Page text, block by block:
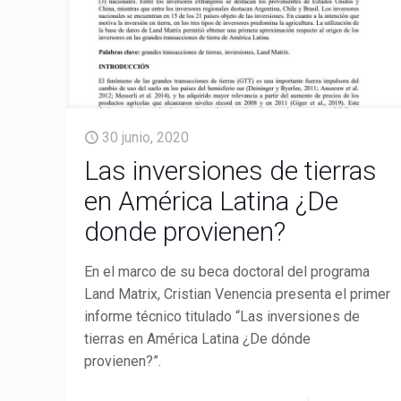
30 junio, 2020
Las inversiones de tierras
en América Latina ¿De
donde provienen?
En el marco de su beca doctoral del programa
Land Matrix, Cristian Venencia presenta el primer
informe técnico titulado “Las inversiones de
tierras en América Latina ¿De dónde
provienen?”.
LandMatrix